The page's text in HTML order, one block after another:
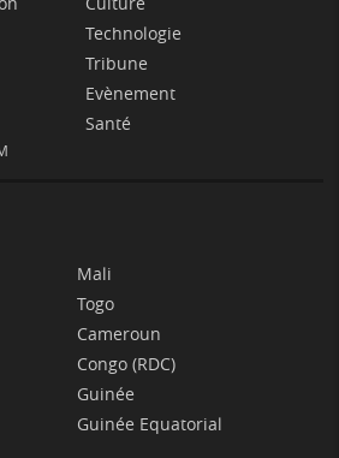
Technologie
Tribune
Evènement
Santé
Mali
Togo
Cameroun
Congo (RDC)
Guinée
Guinée Equatorial